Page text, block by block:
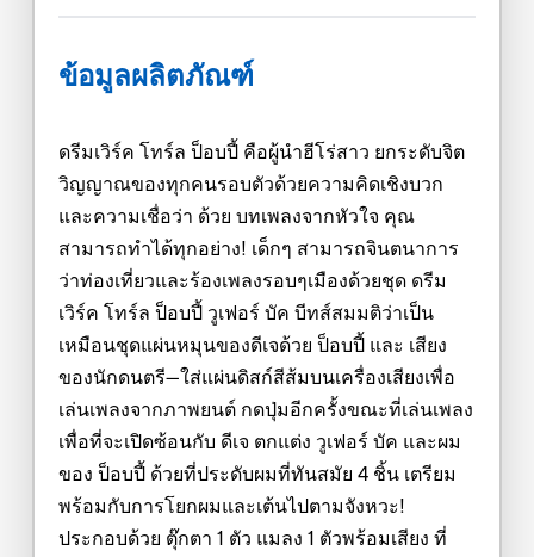
ข้อมูลผลิตภัณฑ์
ดรีมเวิร์ค โทร์ล ป็อบปี้ คือผู้นำฮีโร่สาว ยกระดับจิต
วิญญาณของทุกคนรอบตัวด้วยความคิดเชิงบวก
และความเชื่อว่า ด้วย บทเพลงจากหัวใจ คุณ
สามารถทำได้ทุกอย่าง! เด็กๆ สามารถจินตนาการ
ว่าท่องเที่ยวและร้องเพลงรอบๆเมืองด้วยชุด ดรีม
เวิร์ค โทร์ล ป็อบปี้ วูเฟอร์ บัค บีทส์สมมติว่าเป็น
เหมือนชุดแผ่นหมุนของดีเจด้วย ป็อบปี้ และ เสียง
ของนักดนตรี—ใส่แผ่นดิสก์สีส้มบนเครื่องเสียงเพื่อ
เล่นเพลงจากภาพยนต์ กดปุ่มอีกครั้งขณะที่เล่นเพลง
เพื่อที่จะเปิดซ้อนกับ ดีเจ ตกแต่ง วูเฟอร์ บัค และผม
ของ ป็อบปี้ ด้วยที่ประดับผมที่ทันสมัย 4 ชิ้น เตรียม
พร้อมกับการโยกผมและเต้นไปตามจังหวะ!
ประกอบด้วย ตุ๊กตา 1 ตัว แมลง 1 ตัวพร้อมเสียง ที่